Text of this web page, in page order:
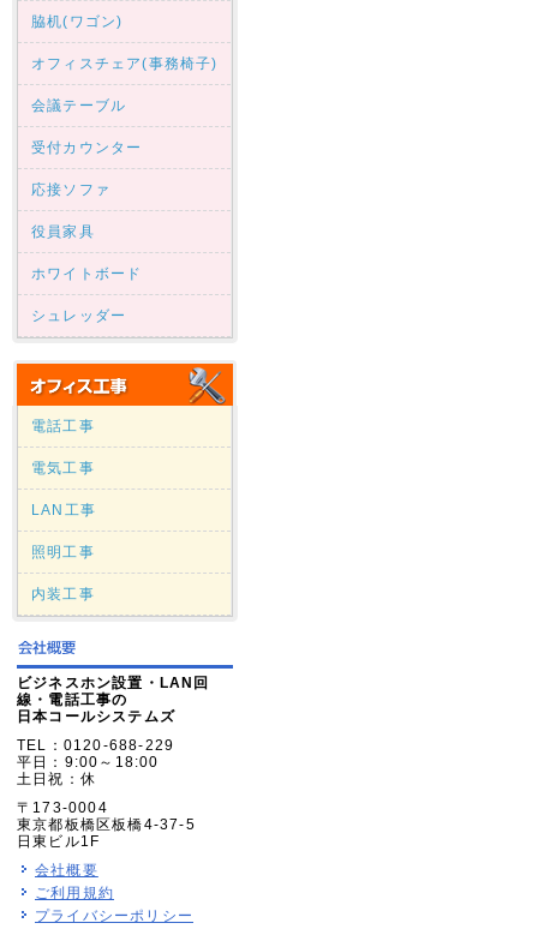
脇机(ワゴン)
オフィスチェア(事務椅子)
会議テーブル
受付カウンター
応接ソファ
役員家具
ホワイトボード
シュレッダー
電話工事
電気工事
LAN工事
照明工事
内装工事
ビジネスホン設置・LAN回
線・電話工事の
日本コールシステムズ
TEL：0120-688-229
平日：9:00～18:00
土日祝：休
〒173-0004
東京都板橋区板橋4-37-5
日東ビル1F
会社概要
ご利用規約
プライバシーポリシー